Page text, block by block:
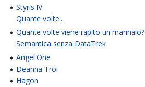
Styris IV
Quante volte...
Quante volte viene rapito un marinaio?
Semantica senza DataTrek
Angel One
Deanna Troi
Hagon